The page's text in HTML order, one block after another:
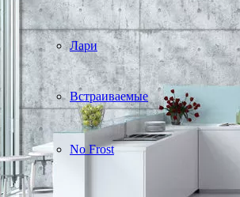
Лари
Встраиваемые
No Frost